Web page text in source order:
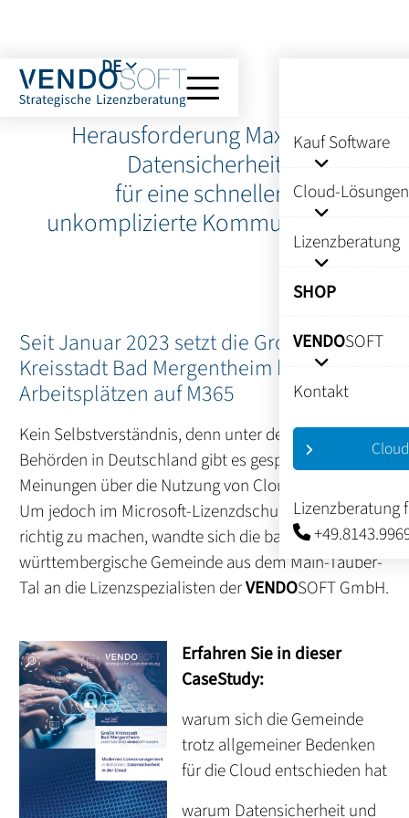
Kauf Software
Cloud-Lösungen
Lizenzberatung
SHOP
VENDOSOFT
Kontakt
Lizenzberatung
DE
Herausforderung Maximale
Datensicherheit
für eine schnellere
unkomplizierte Kommunikation
Seit Januar 2023 setzt die Große
Kreisstadt Bad Mergentheim bei ihren
Arbeitsplätzen auf M365
Kein Selbstverständnis, denn unter den 11.000
Behörden in Deutschland gibt es gespaltene
Meinungen über die Nutzung von Cloud Software.
Um jedoch im Microsoft-Lizenzdschungel alles
richtig zu machen, wandte sich die baden-
württembergische Gemeinde aus dem Main-Tauber-
Tal an die Lizenzspezialisten derVENDOSOFT GmbH.
Erfahren Sie in dieser
CaseStudy:
warum sich die Gemeinde
trotz allgemeiner Bedenken
für die Cloud entschieden hat
warum Datensicherheit und